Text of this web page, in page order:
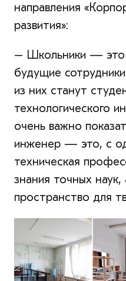
направления
развития»:
– Школьники — это
будущие
из них станут
технологического
очень важно
инженер — это, с
техническая
знания точных
пространство для